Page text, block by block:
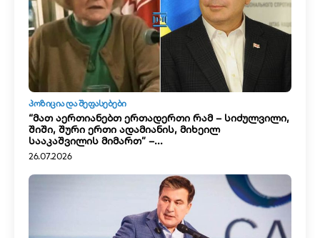
ᲞᲝᲖᲘᲪᲘᲐ ᲓᲐ ᲨᲔᲤᲐᲡᲔᲑᲔᲑᲘ
“მათ აერთიანებთ ერთადერთი რამ – სიძულვილი,
შიში, შური ერთი ადამიანის, მიხეილ
სააკაშვილის მიმართ” –...
26.07.2026